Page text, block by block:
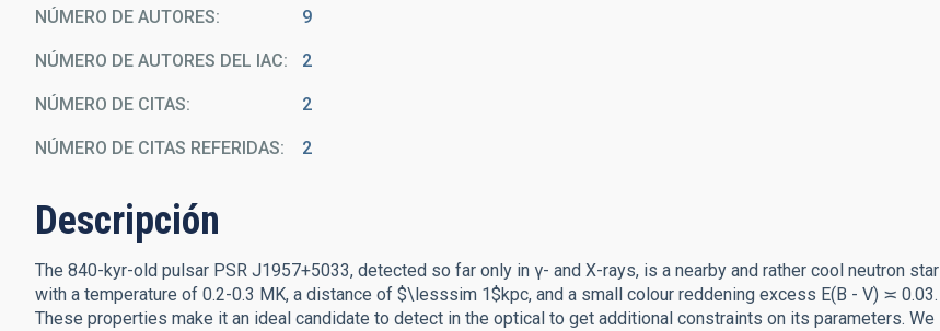
NÚMERO DE AUTORES 9
NÚMERO DE AUTORES DEL IAC 2
NÚMERO DE CITAS 2
NÚMERO DE CITAS REFERIDAS 2
Descripción
The 840-kyr-old pulsar PSR J1957+5033, detected so far only in γ- and X-rays, is a nearby and rather cool neutron star
with a temperature of 0.2-0.3 MK, a distance of $\lesssim 1$kpc, and a small colour reddening excess E(B - V) ≍ 0.03.
These properties make it an ideal candidate to detect in the optical to get additional constraints on its parameters. We